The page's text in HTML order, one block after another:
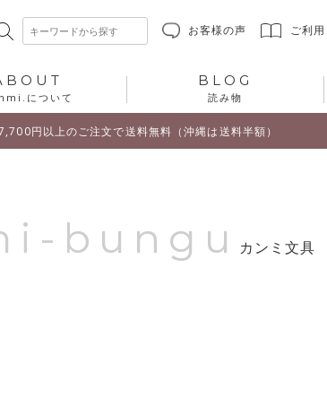
お客様の声 ご利
について
BLOG
読み物
円以上のご注文で送料無料（沖縄は送料半額）
bungu カンミ文具